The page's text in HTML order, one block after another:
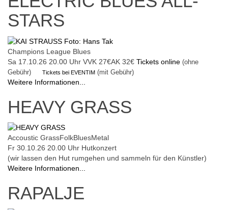
STARS
Champions League Blues
Sa 17.10.26 20.00 Uhr VVK 27€AK 32€ Tickets online (ohne
Gebühr)
Tickets bei EVENTIM (mit Gebühr)
Weitere Informationen...
HEAVY GRASS
Accoustic GrassFolkBluesMetal
Fr 30.10.26 20.00 Uhr Hutkonzert
(wir lassen den Hut rumgehen und sammeln für den Künstler)
Weitere Informationen...
RAPALJE